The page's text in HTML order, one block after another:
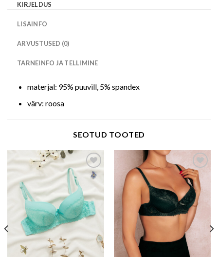
KIRJELDUS
LISAINFO
ARVUSTUSED (0)
TARNEINFO JA TELLIMINE
materjal: 95% puuvill, 5% spandex
värv: roosa
SEOTUD TOOTED
Add to wishlist Add to wishlist